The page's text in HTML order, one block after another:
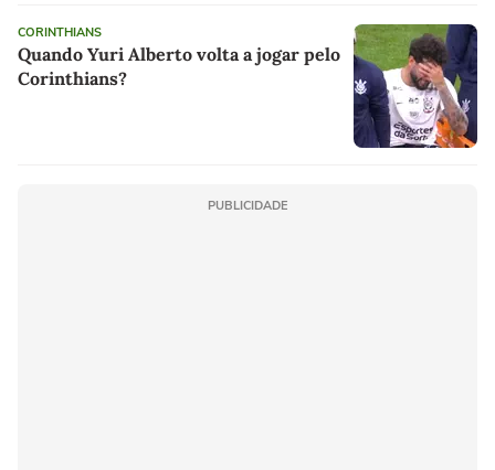
CORINTHIANS
Quando Yuri Alberto volta a jogar pelo
Corinthians?
PUBLICIDADE